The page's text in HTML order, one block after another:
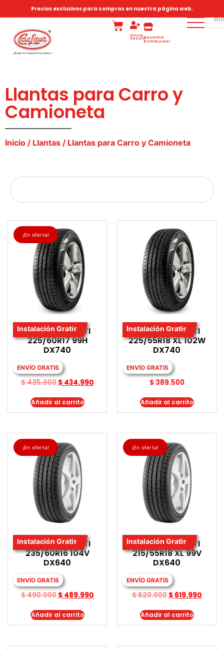
Precios exclusivos para compras en nuestra página web.
Inicia
SesiónHacerme
Distribuidor
Llantas para Carro y
Camioneta
Inicio / Llantas / Llantas para Carro y Camioneta
¡En oferta!
Instalación Gratis
LLANTA DAVANTI
225/60R17 99H
DX740
ENVÍO GRATIS
$435.000 $434.990
Añadir al carrito
Instalación Gratis
LLANTA DAVANTI
225/55R18 XL 102W
DX740
ENVÍO GRATIS
$ 389.500
Añadir al carrito
¡En oferta!
Instalación Gratis
LLANTA DAVANTI
235/60R16 104V
DX640
ENVÍO GRATIS
$490.000 $489.990
Añadir al carrito
¡En oferta!
Instalación Gratis
LLANTA DAVANTI
215/55R18 XL 99V
DX640
ENVÍO GRATIS
$620.000 $619.990
Añadir al carrito